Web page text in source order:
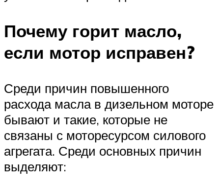
Почему горит масло,
если мотор исправен?
Среди причин повышенного
расхода масла в дизельном моторе
бывают и такие, которые не
связаны с моторесурсом силового
агрегата. Среди основных причин
выделяют: